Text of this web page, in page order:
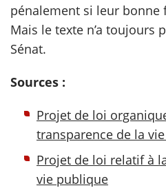
pénalement si leur bonne
Mais le texte n’a toujours
Sénat.
Sources :
Projet de loi
transparence de la
Projet de loi relatif à
vie publique